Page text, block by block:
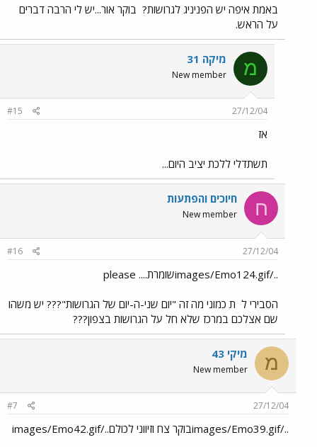
באמת איפה יש הפניניג לגרושות? בוקר אור...יש לי הרבה דברים
על הראש.
מ מיקה 31
New member
27/12/04
#15
אז
תשתדלי ללכת יציב היום...
ח חיוכים והפתעות
New member
27/12/04
#16
../images/Emo124.gifשומרת.... please
הסבירי ל ת כמוני מה זה "יום שני-ה-יום של הגרושות"??? יש משהו
שם אצלכם במרכז שלא חל על הגרושות בצפון???
מ מיקי 43
New member
27/12/04
#7
../images/Emo39.gifבוקר צח וזיווני לכולם../images/Emo42.gif